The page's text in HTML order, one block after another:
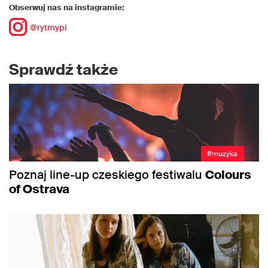
Obserwuj nas na instagramie:
@rytmypl
Sprawdź także
#muzyka
Poznaj line-up czeskiego festiwalu Colours
of Ostrava